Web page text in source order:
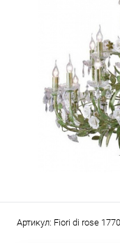
Артикул: Fiori di rose